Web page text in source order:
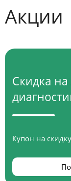
Акции
Скидка
Купон на